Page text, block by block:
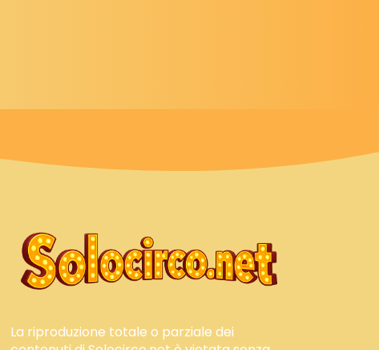
La riproduzione totale o parziale dei